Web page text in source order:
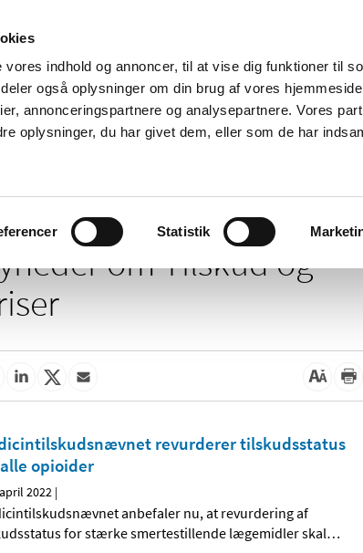
indhold og annoncer, til at vise dig funktioner til
også oplysninger om din brug af vores
annonceringspartnere og analysepartnere. Vores
oplysninger, du har givet dem, eller som de har
Statistik
Nyheder Om os Kontakt
Tilskud og
Apoteker og salg af
om Tilskud og
revurderer tilskudsstatus
opioider
2022 |
anbefaler nu, at revurdering af
for stærke smertestillende lægemidler skal…